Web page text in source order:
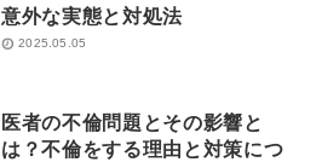
意外な実態と対処法
2025.05.05
医者の不倫問題とその影響と
は？不倫をする理由と対策につ